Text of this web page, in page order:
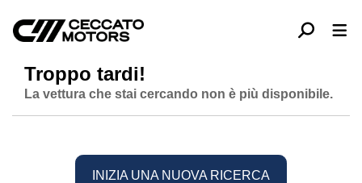
Troppo tardi!
La vettura che stai cercando non è più disponibile.
INIZIA UNA NUOVA RICERCA